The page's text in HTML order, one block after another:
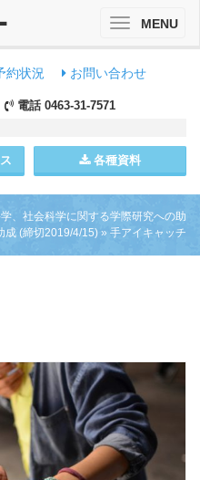
約状況 お問い合わせ
電話 0463-31-7571
各種資料
ToggleMENU
、社会科学に関する学際研究への助
成 (締切2019/4/15) » 手アイキャッチ